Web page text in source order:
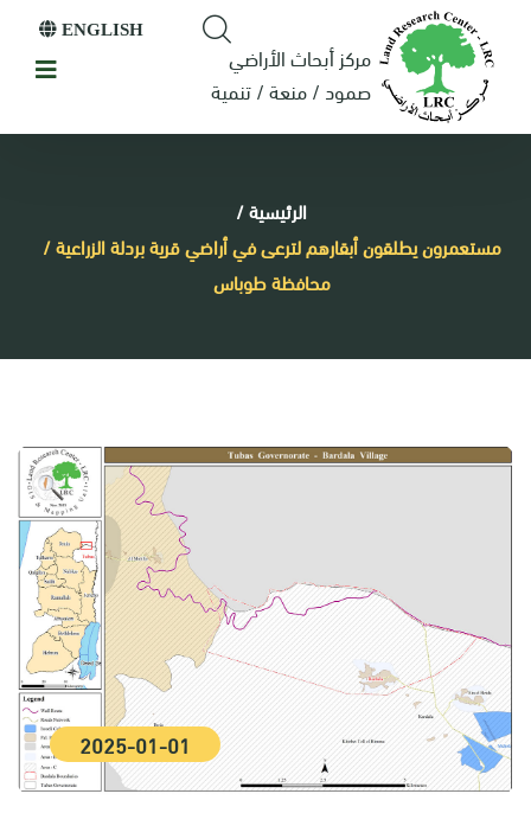
مركز أبحاث الأراضي
صمود / منعة / تنمية
ENGLISH
الرئيسية/
مستعمرون يطلقون أبقارهم لترعى في أراضي قرية بردلة الزراعية /
محافظة طوباس
2025-01-01